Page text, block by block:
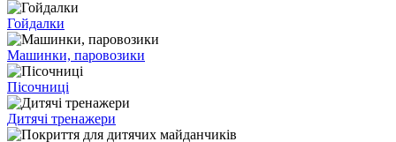
Гойдалки
Машинки, паровозики
Пісочниці
Дитячі тренажери